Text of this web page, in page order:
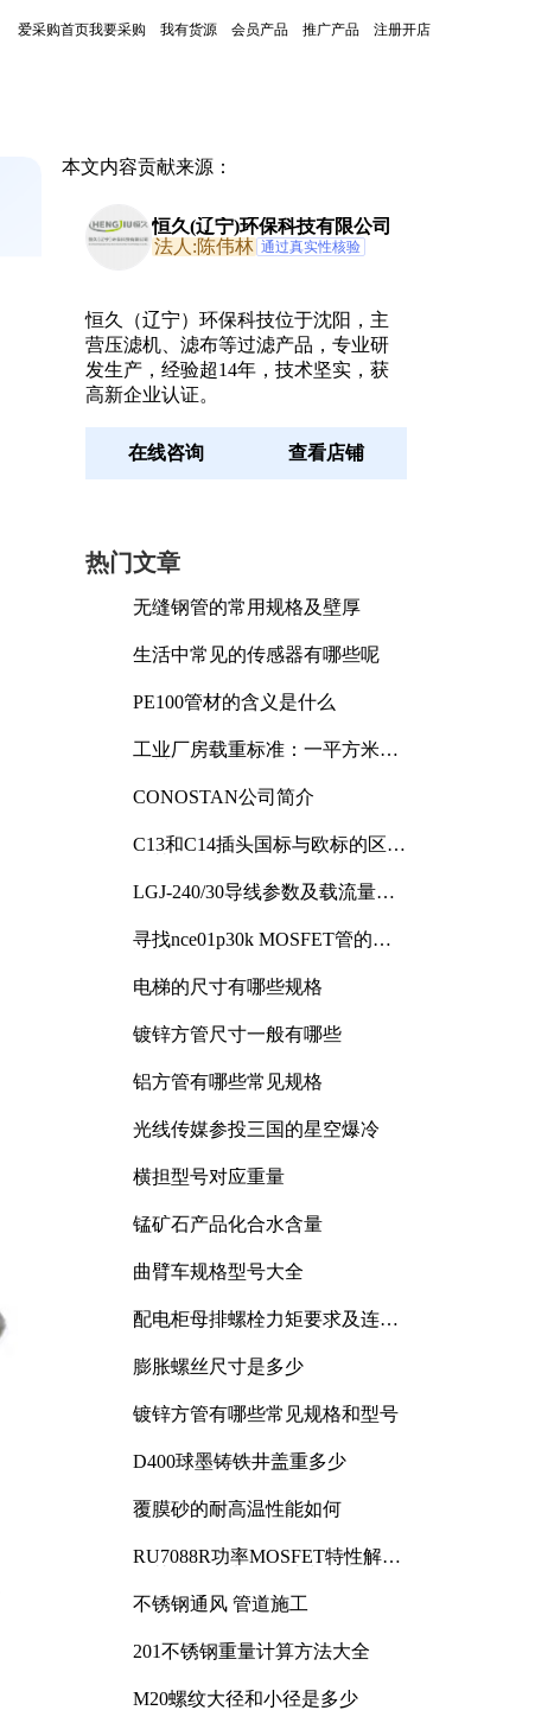
爱采购首页我要采购 我有货源 会员产品 推广产品 注册开店
本文内容贡献来源：
恒久(辽宁)环保科技有限公司
法人:陈伟林 通过真实性核验
恒久（辽宁）环保科技位于沈阳，主
营压滤机、滤布等过滤产品，专业研
发生产，经验超14年，技术坚实，获
高新企业认证。
在线咨询 查看店铺
热门文章
无缝钢管的常用规格及壁厚
生活中常见的传感器有哪些呢
PE100管材的含义是什么
工业厂房载重标准：一平方米能
CONOSTAN公司简介
C13和C14插头国标与欧标的区别
LGJ-240/30导线参数及载流量解
寻找nce01p30k MOSFET管的合
电梯的尺寸有哪些规格
镀锌方管尺寸一般有哪些
铝方管有哪些常见规格
光线传媒参投三国的星空爆冷
横担型号对应重量
锰矿石产品化合水含量
曲臂车规格型号大全
配电柜母排螺栓力矩要求及连接
膨胀螺丝尺寸是多少
镀锌方管有哪些常见规格和型号
D400球墨铸铁井盖重多少
覆膜砂的耐高温性能如何
RU7088R功率MOSFET特性解析
不锈钢通风 管道施工
201不锈钢重量计算方法大全
M20螺纹大径和小径是多少